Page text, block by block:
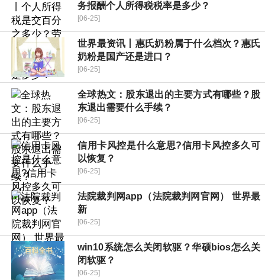
务报酬个人所得税税率是多少？
[06-25]
世界最资讯丨惠氏奶粉属于什么档次？惠氏
奶粉是国产还是进口？
[06-25]
全球热文：股东退出的主要方式有哪些？股
东退出需要什么手续？
[06-25]
信用卡风控是什么意思?信用卡风控多久可
以恢复？
[06-25]
法院裁判网app（法院裁判网官网） 世界最
新
[06-25]
win10系统怎么关闭软驱？华硕bios怎么关
闭软驱？
[06-25]